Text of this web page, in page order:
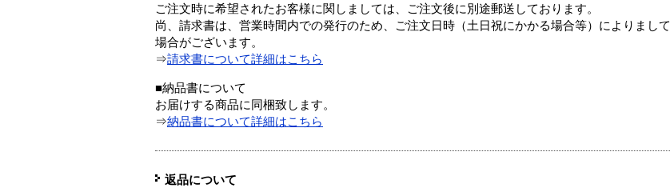
ご注文時に希望されたお客様に関しましては、ご注文後に別途郵送しております。
尚、請求書は、営業時間内での発行のため、ご注文日時（土日祝にかかる場合等）によりまし
場合がございます。
⇒請求書について詳細はこちら
■納品書について
お届けする商品に同梱致します。
⇒納品書について詳細はこちら
返品について